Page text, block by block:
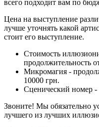
всего подходит вам по
Цена на выступление
лучше уточнять какой
стоит его выступление.
Стоимость
продолжительность
Микромагия -
10000 грн.
Сценический номер -
Звоните! Мы обязательно
лучшего из лучших